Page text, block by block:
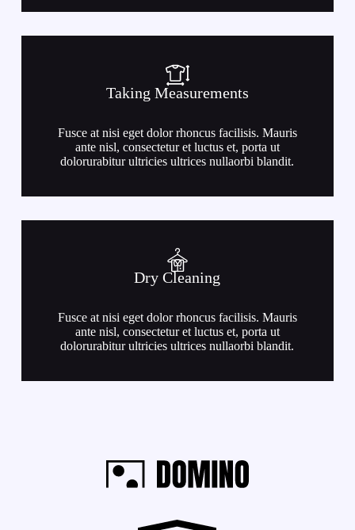
Taking Measurements
Fusce at nisi eget dolor rhoncus facilisis. Mauris
ante nisl, consectetur et luctus et, porta ut
dolorurabitur ultricies ultrices nullaorbi blandit.
Dry Cleaning
Fusce at nisi eget dolor rhoncus facilisis. Mauris
ante nisl, consectetur et luctus et, porta ut
dolorurabitur ultricies ultrices nullaorbi blandit.